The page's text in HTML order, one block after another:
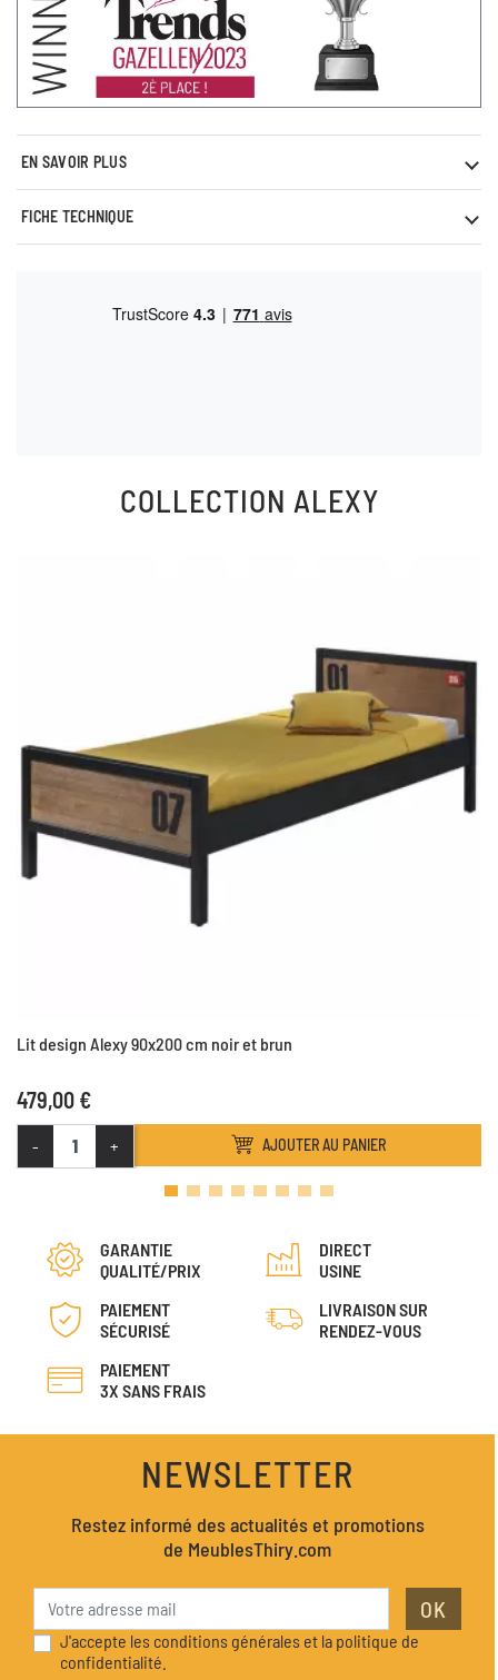
EN SAVOIR PLUS
FICHE TECHNIQUE
COLLECTION ALEXY
Lit design Alexy 90x200 cm noir et brun
479,00 €
- + AJOUTER AU PANIER
GARANTIE
QUALITÉ/PRIX
DIRECT
USINE
PAIEMENT
SÉCURISÉ
LIVRAISON SUR
RENDEZ-VOUS
PAIEMENT
3X SANS FRAIS
NEWSLETTER
Restez informé des actualités et promotions
de MeublesThiry.com
OK
J'accepte les conditions générales et la politique de
confidentialité.